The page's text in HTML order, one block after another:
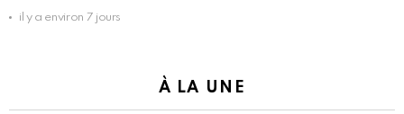
il y a environ 7 jours
À LA UNE